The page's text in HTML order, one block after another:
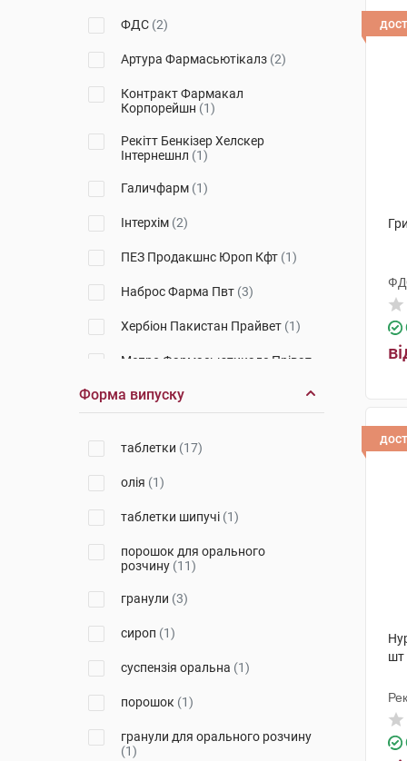
ФДС (2)
Артура Фармасьютікалз (2)
Контракт Фармакал
Корпорейшн (1)
Рекітт Бенкізер Хелскер
Інтернешнл (1)
Галичфарм (1)
Інтерхім (2)
ПЕЗ Продакшнс Юроп Кфт (1)
Наброс Фарма Пвт (3)
Хербіон Пакистан Прайвет (1)
Мепро Фармасьютикалс Пріват
Чарлі ПП (3)
Дельта Медікел
Буарон(1)
Ананта Медікеар (2)
(1)
Сперко Україна (1)
Форма випуску
таблетки (17)
олія (1)
таблетки шипучі (1)
порошок для орального
розчину (11)
гранули (3)
сироп (1)
суспензія оральна (1)
порошок (1)
гранули для орального розчину
(1)
шт